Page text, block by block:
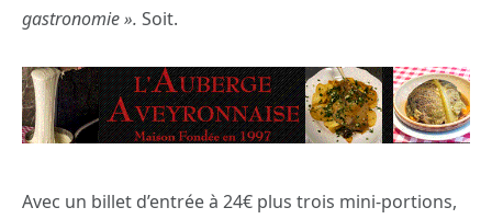
gastronomie ». Soit.
Avec un billet d’entrée à 24€ plus trois mini-portions,